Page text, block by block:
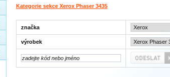
Kategorie sekce Xerox Phaser 3435
značka
výrobek